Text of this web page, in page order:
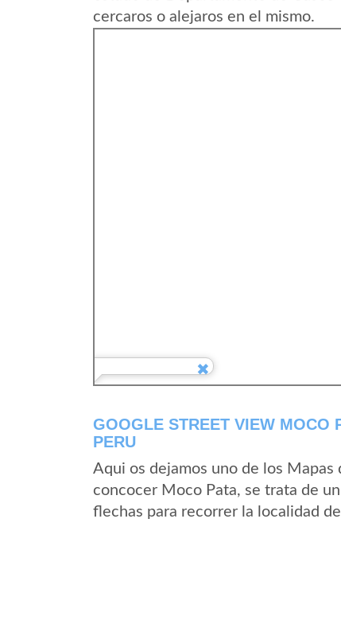
cercaros o alejaros en el mismo.
GOOGLE STREET VIEW MOCO
PERU
Aqui os dejamos uno de los Mapas
concocer Moco Pata, se trata de
flechas para recorrer la localidad